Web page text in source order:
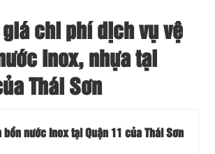
giá chi phí dịch vụ vệ
Inox, nhựa tại
Thái Sơn
bồn nước Inox tại Quận 11 của Thái Sơn